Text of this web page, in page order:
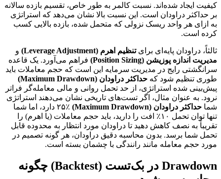
کیفیت ایجاد شده‌اند. نسبت کالمر به طور خاص، تقسیم بازده سالانه
بر حداکثر دراودان است. این نسبت بالا نشان می‌دهد که استراتژی
به ازای هر واحد ریسک نزولی که متحمل شده، بازده بالایی کسب
کرده است.
ثالثاً، دراودان پایه‌ای برایتنظیم اهرم (Leverage Adjustment)
و
مدیریت اندازه پوزیشن (Position Sizing)
فراهم می‌آورد. یک قاعده
سرانگشتی رایج در مدیریت سرمایه این است که حجم معاملات باید
طوری تنظیم شود که حداکثر دراودان (Maximum Drawdown)
پیش‌بینی شده استراتژی، از حد تحمل روانی و مالی معامله‌گر فراتر
نرود. به عنوان مثال، اگر تست‌های تاریخی نشان می‌دهند استراتژی
شما حداکثر دراودان (Maximum Drawdown)
۲۵٪ دارد، اما شما
تنها توان تحمل ۱۰٪ افت را دارید، باید حجم معاملات (یا اهرم) را
تقریباً به نصف کاهش دهید تا دراودان مورد انتظار به محدوده قابل
تحمل شما برسد. بدون محاسبه دقیق دراودان، هر گونه تصمیم در
مورد حجم معامله مانند رانندگی با چشمان بسته است.
Drawdown در بک‌تست (Backtest) چگونه